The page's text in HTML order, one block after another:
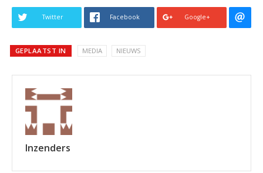
Twitter Facebook Google+
GEPLAATST IN MEDIA NIEUWS
Inzenders